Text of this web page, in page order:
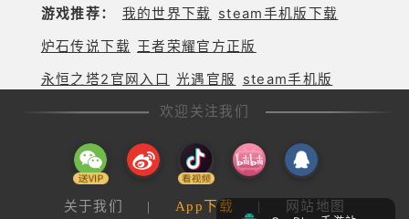
游戏推荐： 我的世界下载 steam手机版下载
炉石传说下载 王者荣耀官方正版
永恒之塔2官网入口 光遇官服
steam手机版
欢迎关注我们
关于我们 | App下载 | 网站地图